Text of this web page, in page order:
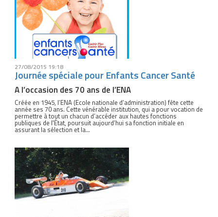
27/08/2015 19:18
Journée spéciale pour Enfants Cancer Santé
A l’occasion des 70 ans de l’ENA
Créée en 1945, l’ENA (Ecole nationale d’administration) fête cette
année ses 70 ans. Cette vénérable institution, qui a pour vocation de
permettre à tout un chacun d’accéder aux hautes fonctions
publiques de l'État, poursuit aujourd’hui sa fonction initiale en
assurant la sélection et la...